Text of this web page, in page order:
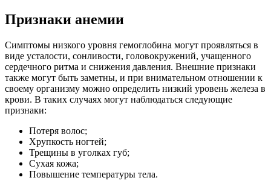
Признаки анемии
Симптомы низкого уровня гемоглобина могут проявляться в
виде усталости, сонливости, головокружений, учащенного
сердечного ритма и снижения давления. Внешние признаки
также могут быть заметны, и при внимательном отношении к
своему организму можно определить низкий уровень железа в
крови. В таких случаях могут наблюдаться следующие
признаки:
Потеря волос;
Хрупкость ногтей;
Трещины в уголках губ;
Сухая кожа;
Повышение температуры тела.